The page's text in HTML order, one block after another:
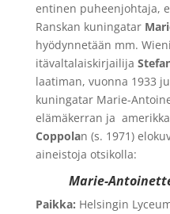
entinen puheenjohtaja,
Ranskan kuningatar
hyödynnetään mm.
itävaltalaiskirjailija
laatiman, vuonna 1933
kuningatar Marie-
elämäkerran ja
Coppolan (s. 1971)
aineistoja otsikolla:
Marie-
Paikka: Helsingin